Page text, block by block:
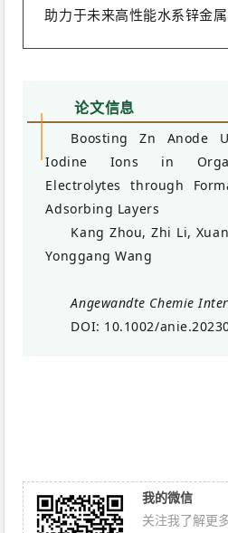
助力于未来高性能水系锌金属
论文信息
Boosting Zn Anode
Iodine Ions in
Electrolytes through
Adsorbing Layers
Kang Zhou, Zhi Li,
Yonggang Wang
Angewandte Chemie
DOI: 10.1002/
我的微信
关注我了解更